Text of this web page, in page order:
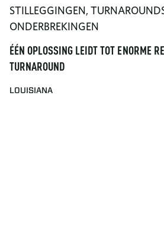
STILLEGGINGEN,
ONDERBREKINGEN
ÉÉN OPLOSSING LEIDT TOT ENORME
TURNAROUND
LOUISIANA